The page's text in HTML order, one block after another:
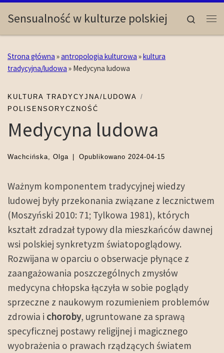
Skip to content
Sensualność w kulturze polskiej
Search
Strona główna »antropologia kulturowa »kultura
tradycyjna/ludowa » Medycyna ludowa
KULTURA TRADYCYJNA/LUDOWA
POLISENSORYCZNOŚĆ
Medycyna ludowa
Wachcińska, Olga Opublikowano 2024-04-15
Ważnym komponentem tradycyjnej wiedzy
ludowej były przekonania związane z lecznictwem
(Moszyński 2010: 71; Tylkowa 1981), których
kształt zdradzał typowy dla mieszkańców dawnej
wsi polskiej synkretyzm światopoglądowy.
Rozwijana w oparciu o obserwacje płynące z
zaangażowania poszczególnych zmysłów
medycyna chłopska łączyła w sobie poglądy
sprzeczne z naukowym rozumieniem problemów
zdrowia i choroby, ugruntowane za sprawą
specyficznej postawy religijnej i magicznego
wyobrażenia o prawach rządzących światem